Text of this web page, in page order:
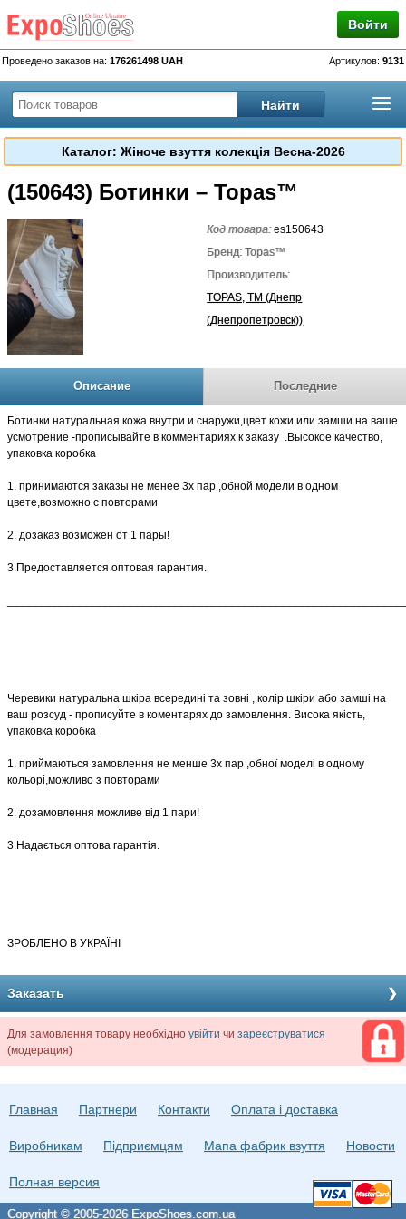
Войти
Проведено заказов на: 176261498 UAH Артикулов: 9131
Каталог: Жіноче взуття колекція Весна-2026
(150643) Ботинки – Topas™
Код товара:es150643
Бренд: Topas™
Производитель:
TOPAS, TM (Днепр
(Днепропетровск))
Описание Последние
Ботинки натуральная кожа внутри и снаружи,цвет кожи или замши на ваше
усмотрение -прописывайте в комментариях к заказу .Высокое качество,
упаковка коробка
1. принимаются заказы не менее 3х пар ,обной модели в одном
цвете,возможно с повторами
2. дозаказ возможен от 1 пары!
3.Предоставляется оптовая гарантия.
Черевики натуральна шкіра всередині та зовні , колір шкіри або замші на
ваш розсуд - прописуйте в коментарях до замовлення. Висока якість,
упаковка коробка
1. приймаються замовлення не менше 3х пар ,обної моделі в одному
кольорі,можливо з повторами
2. дозамовлення можливе від 1 пари!
3.Надається оптова гарантія.
ЗРОБЛЕНО В УКРАЇНІ
Заказать
Для замовлення товару необхідно увійти чи зареєструватися
(модерация)
Главная Партнери Контакти Оплата і доставка
Виробникам Підприємцям Мапа фабрик взуття Новости
Полная версия
Copyright © 2005-2026 ExpoShoes.com.ua